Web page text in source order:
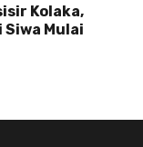
Kolaka,
Mulai